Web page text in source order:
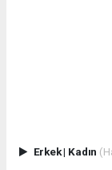
Erkek| Kadın